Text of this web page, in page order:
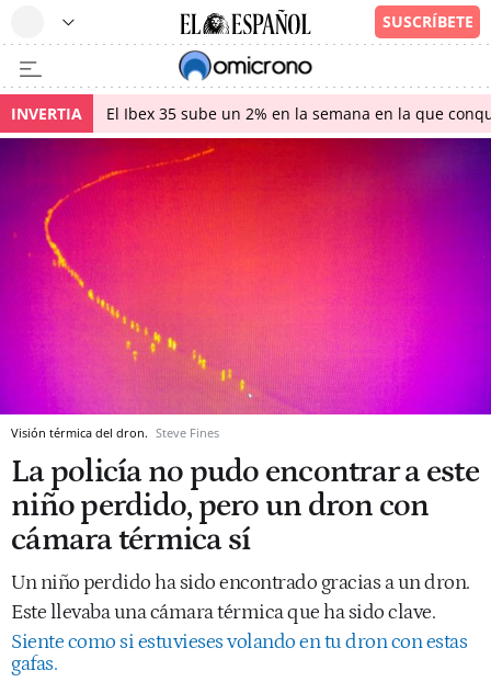
INVERTIA El Ibex 35 sube un 2% en la semana en la que
Visión térmica del dron. Steve Fines
La policía no pudo encontrar a este
niño perdido, pero un dron con
cámara térmica sí
Un niño perdido ha sido encontrado gracias a un dron.
Este llevaba una cámara térmica que ha sido clave.
Siente como si estuvieses volando en tu dron con estas
gafas.